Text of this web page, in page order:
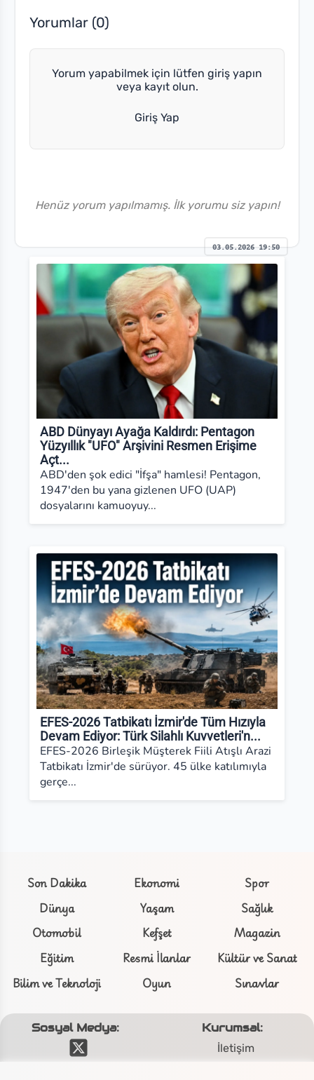
03.05.2026 19:50
Yorumlar (0)
Yorum yapabilmek için lütfen giriş yapın
veya kayıt olun.
Giriş Yap
Henüz yorum yapılmamış. İlk yorumu siz yapın!
ABD Dünyayı Ayağa Kaldırdı: Pentagon
Yüzyıllık "UFO" Arşivini Resmen Erişime
Açt...
ABD'den şok edici "İfşa" hamlesi! Pentagon,
1947'den bu yana gizlenen UFO (UAP)
dosyalarını kamuoyuy...
EFES-2026 Tatbikatı İzmir'de Tüm Hızıyla
Devam Ediyor: Türk Silahlı Kuvvetleri'n...
EFES-2026 Birleşik Müşterek Fiili Atışlı Arazi
Tatbikatı İzmir'de sürüyor. 45 ülke katılımıyla
gerçe...
Son Dakika Ekonomi
Spor
Dünya
Yaşam
Sağlık
Otomobil
Kefşet
Magazin
Eğitim
Resmi İlanlar
Kültür ve Sanat
Bilim ve Teknoloji
Oyun Sınavlar
Sosyal Medya: Kurumsal:
İletişim